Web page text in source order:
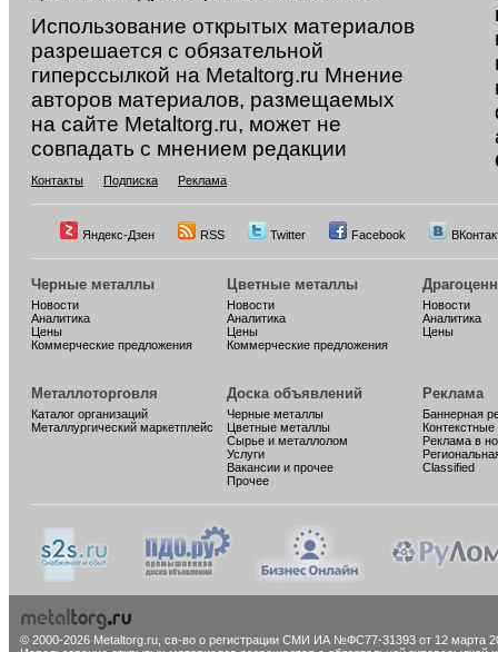
Использование открытых материалов
разрешается с обязательной
гиперссылкой на Metaltorg.ru Мнение
авторов материалов, размещаемых
на сайте Metaltorg.ru, может не
совпадать с мнением редакции
Контакты Подписка Реклама
Яндекс-Дзен RSS Twitter Facebook
Черные металлы
Новости
Аналитика
Цены
Коммерческие предложения
Цветные металлы
Новости
Аналитика
Цены
Коммерческие предложения
Новости
Аналитика
Цены
Металлоторговля
Каталог организаций
Металлургический маркетплейс
Доска объявлений
Черные металлы
Цветные металлы
Сырье и металлолом
Услуги
Вакансии и прочее
Прочее
Реклама
Баннерная
Реклама в
Classified
© 2000-2026 Metaltorg.ru, св-во о регистрации СМИ ИА №ФС77-31393 от 12 марта